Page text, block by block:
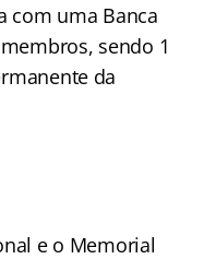
com uma Banca
sendo 1
da
e o Memorial